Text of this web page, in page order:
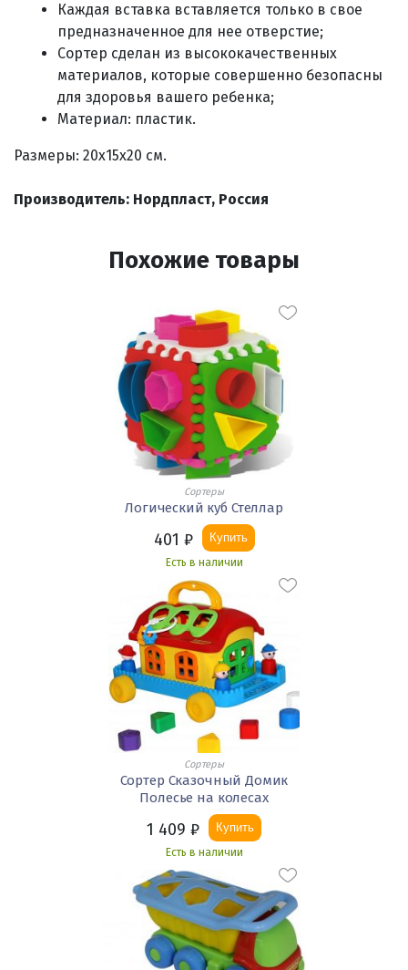
Каждая вставка вставляется только в свое
предназначенное для нее отверстие;
Сортер сделан из высококачественных
материалов, которые совершенно безопасны
для здоровья вашего ребенка;
Материал: пластик.
Размеры: 20х15х20 см.
Производитель: Нордпласт, Россия
Похожие товары
Сортеры
Логический куб Стеллар
401 ₽ Купить
Есть в наличии
Сортеры
Сортер Сказочный Домик
Полесье на колесах
1 409 ₽ Купить
Есть в наличии